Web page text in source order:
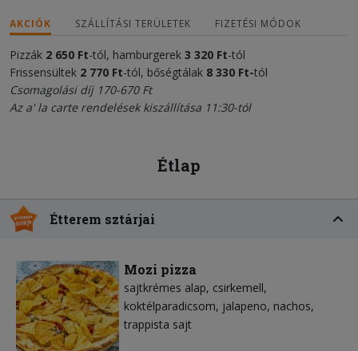
AKCIÓK SZÁLLÍTÁSI TERÜLETEK FIZETÉSI MÓDOK
Pizzák 2 650 Ft-tól, hamburgerek 3 320 Ft-tól
Frissensültek 2 770 Ft-tól, bőségtálak 8 330 Ft-tól
Csomagolási díj 170-670 Ft
Az a' la carte rendelések kiszállítása 11:30-tól
Étlap
Étterem sztárjai
Mozi pizza
sajtkrémes alap csirkemell
koktélparadicsom jalapeno nachos
trappista sajt